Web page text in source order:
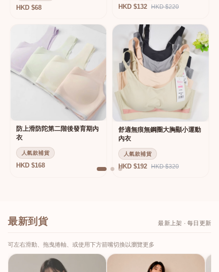
HKD $68 HKD $132 HKD $220
防上滑防陀第二階後發育期內
衣
人氣款補貨
HKD $168
舒適無痕無鋼圈大胸顯小運動
內衣
人氣款補貨
HKD $192 HKD $320
最新到貨 最新上架 · 每日更新
可左右滑動、拖曳捲軸、或使用下方箭嘴切換以瀏覽更多